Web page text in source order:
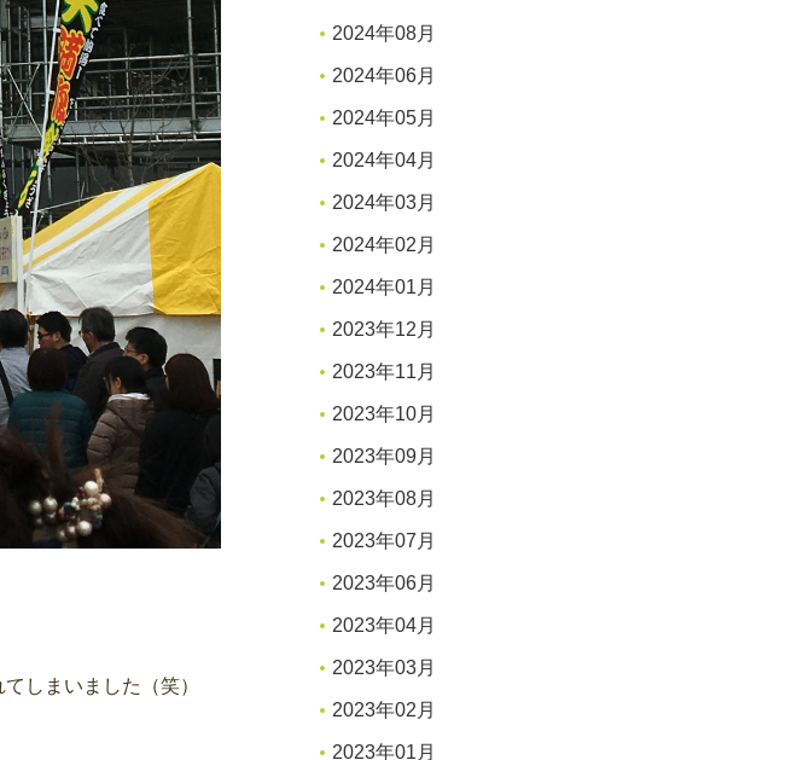
しまいました（笑）
2024年08月
2024年06月
2024年05月
2024年04月
2024年03月
2024年02月
2024年01月
2023年12月
2023年11月
2023年10月
2023年09月
2023年08月
2023年07月
2023年06月
2023年04月
2023年03月
2023年02月
2023年01月